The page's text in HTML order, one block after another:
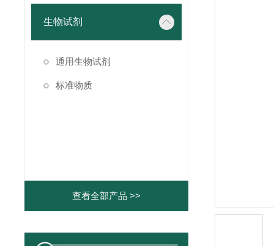
生物试剂
通用生物试剂
标准物质
查看全部产品 >>